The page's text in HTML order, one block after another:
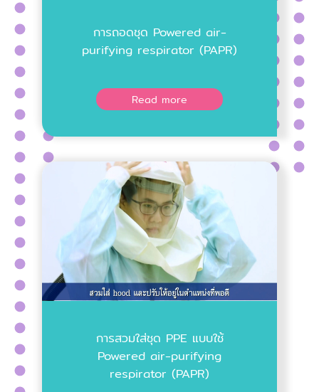
การถอดชุด Powered air-
purifying respirator (PAPR)
Read more
การสวมใส่ชุด PPE แบบใช้
Powered air-purifying
respirator (PAPR)